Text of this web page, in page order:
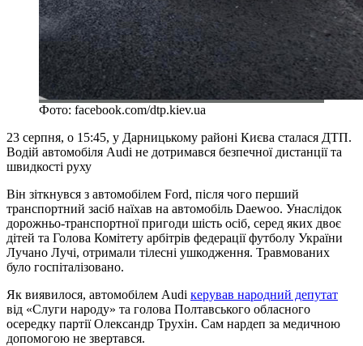
Фото: facebook.com/dtp.kiev.ua
23 серпня, о 15:45, у Дарницькому районі Києва сталася ДТП.
Водій автомобіля Audi не дотримався безпечної дистанції та
швидкості руху
Він зіткнувся з автомобілем Ford, після чого перший
транспортний засіб наїхав на автомобіль Daewoo. Унаслідок
дорожньо-транспортної пригоди шість осіб, серед яких двоє
дітей та Голова Комітету арбітрів федерації футболу України
Лучано Лучі, отримали тілесні ушкодження. Травмованих
було госпіталізовано.
Як виявилося, автомобілем Audi керував народний депутат
від «Слуги народу» та голова Полтавського обласного
осередку партії Олександр Трухін. Сам нардеп за медичною
допомогою не звертався.